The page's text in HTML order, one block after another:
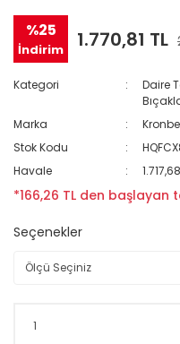
%25
İndirim 1.770,81 TL
Kategori Daire
Marka
Stok Kodu
Havale
*166,26 TL den başlayan
Seçenekler